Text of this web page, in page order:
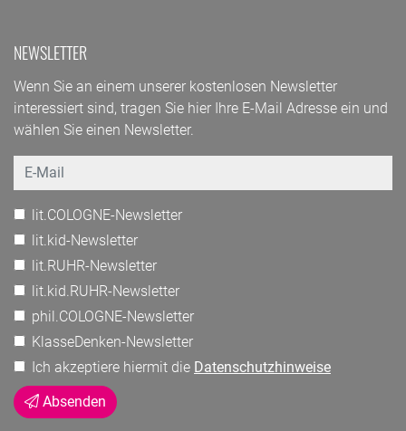
NEWSLETTER
Wenn Sie an einem unserer kostenlosen Newsletter
interessiert sind, tragen Sie hier Ihre E-Mail Adresse ein und
wählen Sie einen Newsletter.
Email
lit.COLOGNE-Newsletter
lit.kid-Newsletter
lit.RUHR-Newsletter
lit.kid.RUHR-Newsletter
phil.COLOGNE-Newsletter
KlasseDenken-Newsletter
Ich akzeptiere hiermit die Datenschutzhinweise
Absenden